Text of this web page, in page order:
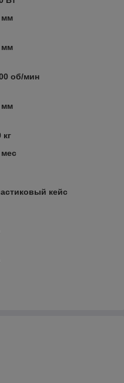
мм
мм
об/мин
мм
кг
мес
кейс